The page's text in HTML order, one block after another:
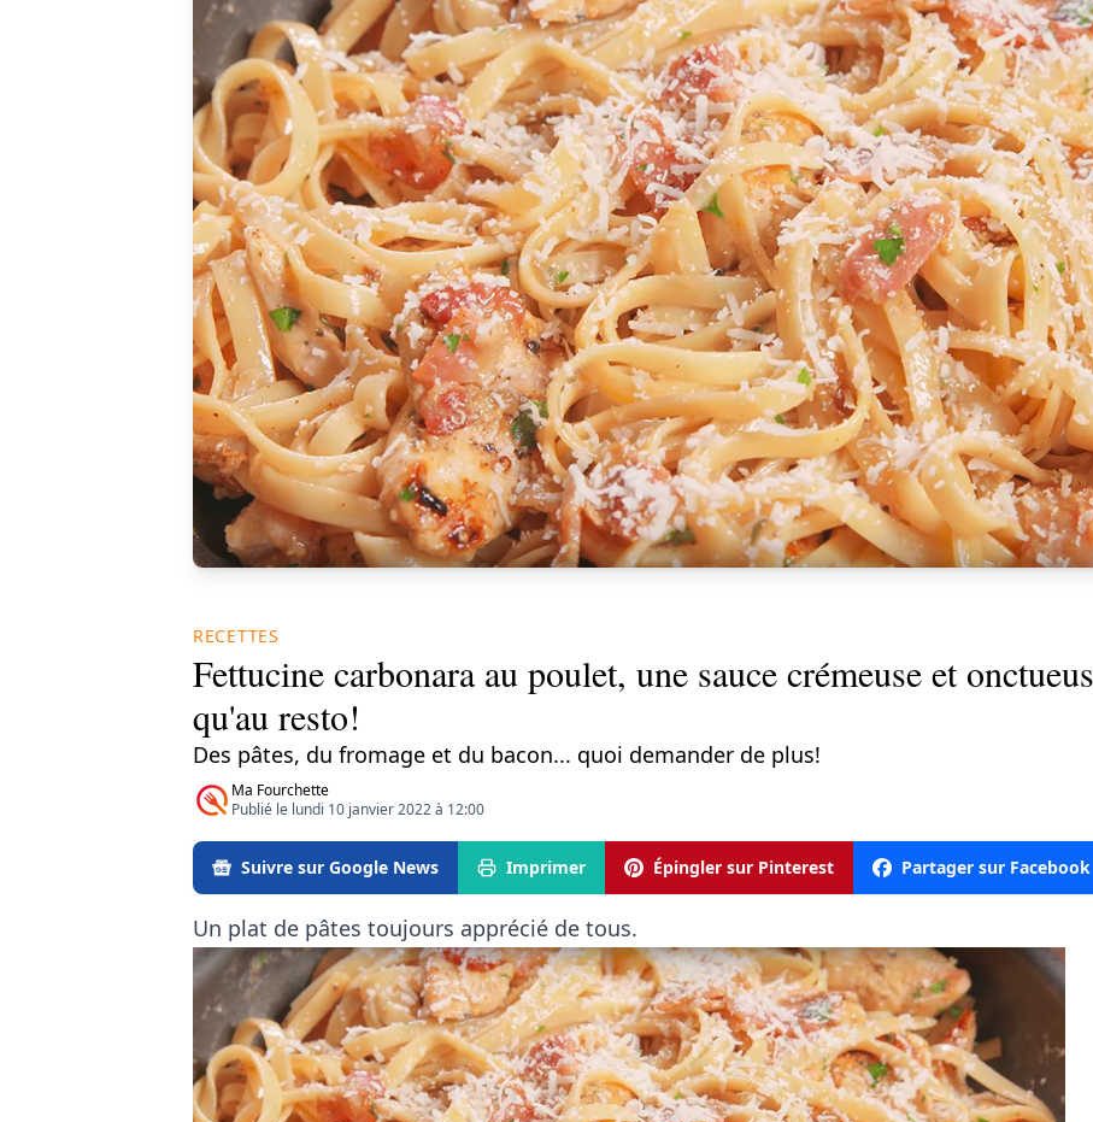
RECETTES
Fettucine carbonara au poulet, une sauce crémeuse et
qu'au resto!
Des pâtes, du fromage et du bacon... quoi demander de plus!
Ma Fourchette
Publié le lundi 10 janvier 2022 à 12:00
Suivre sur Google News Imprimer Épingler sur Pinterest Partager sur Facebook
Un plat de pâtes toujours apprécié de tous.